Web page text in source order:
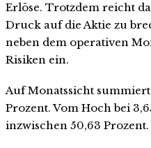
Erlöse. Trotzdem reicht
Druck auf die Aktie zu
neben dem operativen
Risiken ein.
Auf Monatssicht
Prozent. Vom Hoch bei
inzwischen 50,63 Prozent.